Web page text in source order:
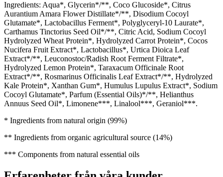
Ingredients: Aqua*, Glycerin*/**, Coco Glucoside*, Citrus
Aurantium Amara Flower Distillate*/**, Disodium Cocoyl
Glutamate*, Lactobacillus Ferment*, Polyglyceryl-10 Laurate*,
Carthamus Tinctorius Seed Oil*/**, Citric Acid, Sodium Cocoyl
Hydrolyzed Wheat Protein*, Hydrolyzed Carrot Protein*, Cocos
Nucifera Fruit Extract*, Lactobacillus*, Urtica Dioica Leaf
Extract*/**, Leuconostoc/Radish Root Ferment Filtrate*,
Hydrolyzed Lemon Protein*, Taraxacum Officinale Root
Extract*/**, Rosmarinus Officinalis Leaf Extract*/**, Hydrolyzed
Kale Protein*, Xanthan Gum*, Humulus Lupulus Extract*, Sodium
Cocoyl Glutamate*, Parfum (Essential Oils)*/**, Helianthus
Annuus Seed Oil*, Limonene***, Linalool***, Geraniol***.
* Ingredients from natural origin (99%)
** Ingredients from organic agricultural source (14%)
*** Components from natural essential oils